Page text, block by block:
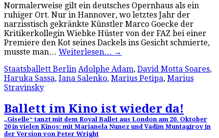
Normalerweise gilt ein deutsches Opernhaus als ein
ruhiger Ort. Nur in Hannover, wo letztes Jahr der
narzisstisch gekränkte Künstler Marco Goecke der
Kritikerkollegin Wiebke Hüster von der FAZ bei einer
Premiere den Kot seines Dackels ins Gesicht schmierte,
musste man… Weiterlesen… →
Staatsballett Berlin Adolphe Adam, David Motta Soares,
Haruka Sassa, Iana Salenko, Marius Petipa, Marius
Stravinsky
Ballett im Kino ist wieder da!
„Giselle“ tanzt mit dem Royal Ballet aus London am 20. Oktober
20 in vielen Kinos: mit Marianela Nunez und Vadim Muntagirov in
der Version von Peter Wright